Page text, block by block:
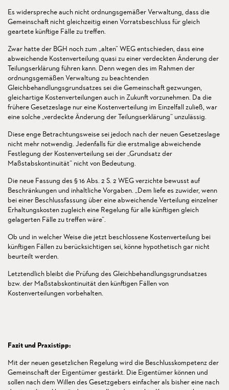
Es widerspreche auch nicht ordnungsgemäßer Verwaltung, dass die
Gemeinschaft nicht gleichzeitig einen Vorratsbeschluss für gleich
geartete künftige Fälle zu treffen.
Zwar hatte der BGH noch zum „alten“ WEG entschieden, dass eine
abweichende Kostenverteilung quasi zu einer verdeckten Änderung der
Teilungserklärung führen kann. Denn wegen des im Rahmen der
ordnungsgemäßen Verwaltung zu beachtenden
Gleichbehandlungsgrundsatzes sei die Gemeinschaft gezwungen,
gleichartige Kostenverteilungen auch in Zukunft vorzunehmen. Da die
frühere Gesetzeslage nur eine Kostenverteilung im Einzelfall zuließ, war
eine solche „verdeckte Änderung der Teilungserklärung“ unzulässig.
Diese enge Betrachtungsweise sei jedoch nach der neuen Gesetzeslage
nicht mehr notwendig. Jedenfalls für die erstmalige abweichende
Festlegung der Kostenverteilung sei der „Grundsatz der
Maßstabskontinuität“ nicht von Bedeutung.
Die neue Fassung des § 16 Abs. 2 S. 2 WEG verzichte bewusst auf
Beschränkungen und inhaltliche Vorgaben. „Dem liefe es zuwider, wenn
bei einer Beschlussfassung über eine abweichende Verteilung einzelner
Erhaltungskosten zugleich eine Regelung für alle künftigen gleich
gelagerten Fälle zu treffen wäre“.
Ob und in welcher Weise die jetzt beschlossene Kostenverteilung bei
künftigen Fällen zu berücksichtigen sei, könne hypothetisch gar nicht
beurteilt werden.
Letztendlich bleibt die Prüfung des Gleichbehandlungsgrundsatzes
bzw. der Maßstabskontinuität den künftigen Fällen von
Kostenverteilungen vorbehalten.
Fazit und Praxistipp:
Mit der neuen gesetzlichen Regelung wird die Beschlusskompetenz der
Gemeinschaft der Eigentümer gestärkt. Die Eigentümer können und
sollen nach dem Willen des Gesetzgebers einfacher als bisher eine nach